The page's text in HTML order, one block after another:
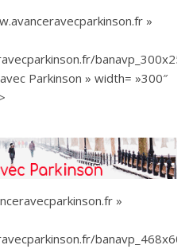
»
Parkinson » width= »300″
»